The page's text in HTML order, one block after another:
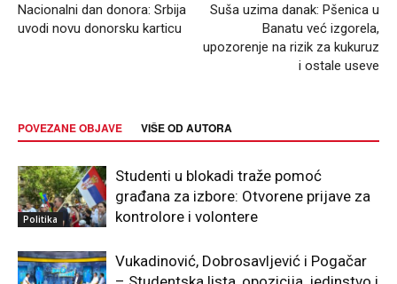
Nacionalni dan donora: Srbija
uvodi novu donorsku karticu
Suša uzima danak: Pšenica u
Banatu već izgorela,
upozorenje na rizik za kukuruz
i ostale useve
POVEZANE OBJAVE VIŠE OD AUTORA
Politika
Studenti u blokadi traže pomoć
građana za izbore: Otvorene prijave za
kontrolore i volontere
Vukadinović, Dobrosavljević i Pogačar